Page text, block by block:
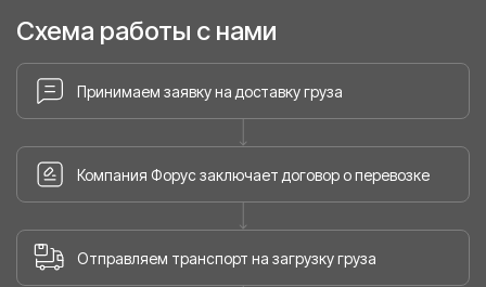
Схема работы с нами
Принимаем заявку на доставку груза
Компания Форус заключает договор о перевозке
Отправляем транспорт на загрузку груза